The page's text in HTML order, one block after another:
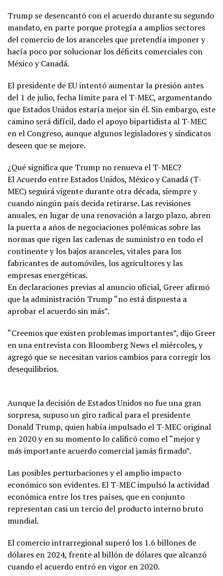
Trump se desencantó con el acuerdo durante su segundo
mandato, en parte porque protegía a amplios sectores
del comercio de los aranceles que pretendía imponer y
hacía poco por solucionar los déficits comerciales con
México y Canadá.
El presidente de EU intentó aumentar la presión antes
del 1 de julio, fecha límite para el T-MEC, argumentando
que Estados Unidos estaría mejor sin él. Sin embargo, este
camino será difícil, dado el apoyo bipartidista al T-MEC
en el Congreso, aunque algunos legisladores y sindicatos
deseen que se mejore.
¿Qué significa que Trump no renueva el T-MEC?
El Acuerdo entre Estados Unidos, México y Canadá (T-
MEC) seguirá vigente durante otra década, siempre y
cuando ningún país decida retirarse. Las revisiones
anuales, en lugar de una renovación a largo plazo, abren
la puerta a años de negociaciones polémicas sobre las
normas que rigen las cadenas de suministro en todo el
continente y los bajos aranceles, vitales para los
fabricantes de automóviles, los agricultores y las
empresas energéticas.
En declaraciones previas al anuncio oficial, Greer afirmó
que la administración Trump “no está dispuesta a
aprobar el acuerdo sin más”.
“Creemos que existen problemas importantes”, dijo Greer
en una entrevista con Bloomberg News el miércoles, y
agregó que se necesitan varios cambios para corregir los
desequilibrios.
Aunque la decisión de Estados Unidos no fue una gran
sorpresa, supuso un giro radical para el presidente
Donald Trump, quien había impulsado el T-MEC original
en 2020 y en su momento lo calificó como el “mejor y
más importante acuerdo comercial jamás firmado”.
Las posibles perturbaciones y el amplio impacto
económico son evidentes. El T-MEC impulsó la actividad
económica entre los tres países, que en conjunto
representan casi un tercio del producto interno bruto
mundial.
El comercio intrarregional superó los 1.6 billones de
dólares en 2024, frente al billón de dólares que alcanzó
cuando el acuerdo entró en vigor en 2020.